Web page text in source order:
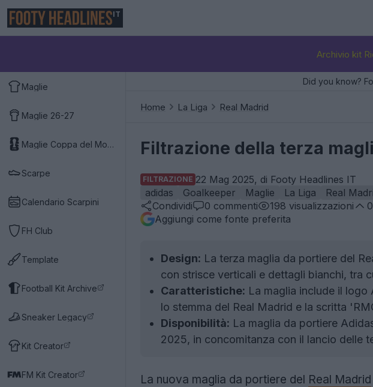
IT
Archivio kit
Maglie
Maglie 26-27
Maglie Coppa del Mondo 2026
Scarpe
Calendario Scarpini
FH Club
Template
Football Kit Archive
Sneaker Legacy
Kit Creator
FM Kit Creator
Did you know?
Home La Liga Real Madrid
Filtrazione della terza
FILTRAZIONE 22 Mag 2025, di Footy Headlines IT
adidas
Goalkeeper Maglie La Liga
Real
Condividi
0 commenti 198 visualizzazioni 0
Aggiungi come fonte preferita
Design: La terza maglia da portiere del
con strisce verticali e dettagli bianchi, tra
Caratteristiche: La maglia include il
lo stemma del Real Madrid e la scritta
Disponibilità: La maglia da portiere
2025, in concomitanza con il lancio delle
La nuova maglia da portiere del Real Madrid